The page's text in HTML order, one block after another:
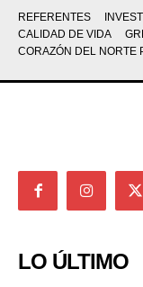
REFERENTES INVEST
CALIDAD DE VIDA
CORAZÓN DEL NORTE
LO ÚLTIMO